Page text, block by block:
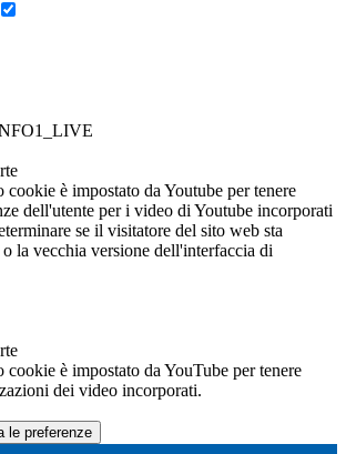
cookie è impostato da Youtube per tenere
dell'utente per i video di Youtube incorporati
se il visitatore del sito web sta
la vecchia versione dell'interfaccia di
cookie è impostato da YouTube per tenere
dei video incorporati.
le preferenze